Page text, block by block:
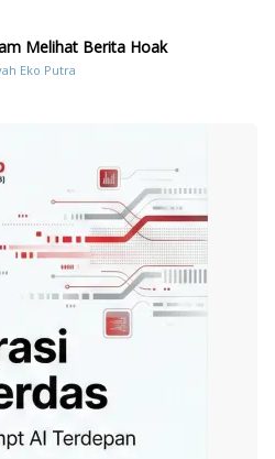
Melihat Berita Hoak
Eko Putra